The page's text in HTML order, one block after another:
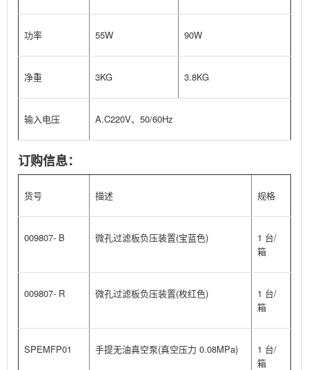
功率 55W 90W
净重 3KG 3.8KG
输入电压 A.C220V、50/60Hz
订购信息：
货号 描述 规格
009807- B 微孔过滤板负压装置(宝蓝色)
1 台/
箱
009807- R 微孔过滤板负压装置(枚红色)
1 台/
箱
SPEMFP01 手提无油真空泵(真空压力 0.08MPa)
1 台/
箱